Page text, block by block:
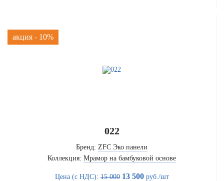
акция - 10%
022
Бренд: ZFC Эко панели
Коллекция: Мрамор на бамбуковой основе
Цена (с НДС):15 000 13 500руб./шт